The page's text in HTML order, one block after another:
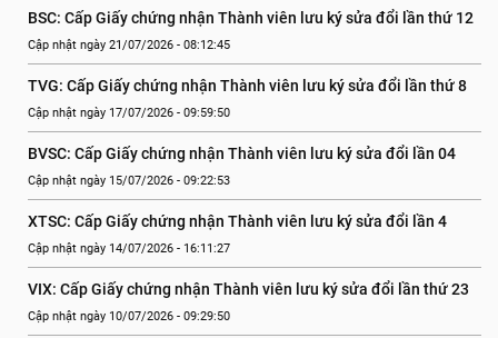
BSC: Cấp Giấy chứng nhận Thành viên lưu ký sửa đổi lần thứ 12
Cập nhật ngày 21/07/2026 - 08:12:45
TVG: Cấp Giấy chứng nhận Thành viên lưu ký sửa đổi lần thứ 8
Cập nhật ngày 17/07/2026 - 09:59:50
BVSC: Cấp Giấy chứng nhận Thành viên lưu ký sửa đổi lần 04
Cập nhật ngày 15/07/2026 - 09:22:53
XTSC: Cấp Giấy chứng nhận Thành viên lưu ký sửa đổi lần 4
Cập nhật ngày 14/07/2026 - 16:11:27
VIX: Cấp Giấy chứng nhận Thành viên lưu ký sửa đổi lần thứ 23
Cập nhật ngày 10/07/2026 - 09:29:50